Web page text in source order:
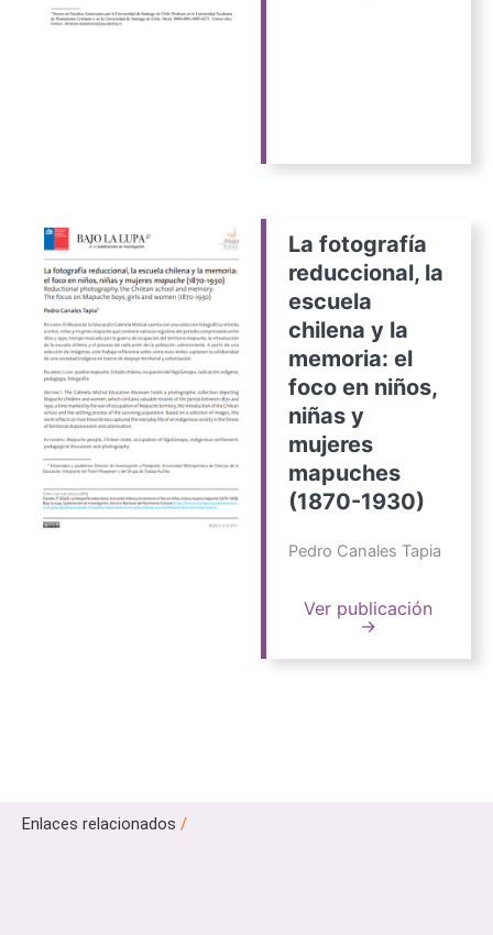
La fotografía
reduccional, la
escuela
chilena y la
memoria: el
foco en niños,
niñas y
mujeres
mapuches
(1870-1930)
Pedro Canales Tapia
Ver publicación
→
Enlaces relacionados /